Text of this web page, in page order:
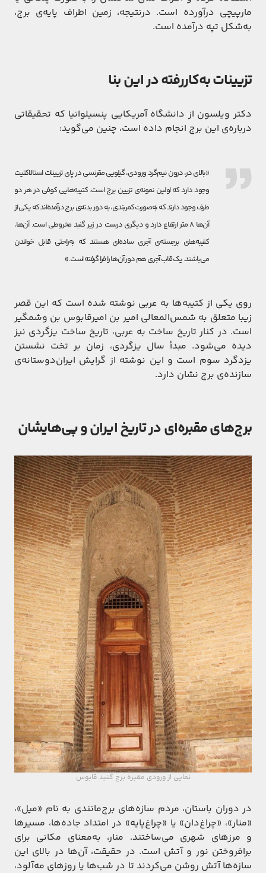
مارپیچی درآورده است. درنتیجه، زمین اطراف پایه‌ی برج،
به‌شکل تپه درآمده است.
تزیینات به‌کاررفته در این بنا
دکتر ویلسون از دانشگاه آمریکایی پنسیلوانیا که تحقیقاتی
درباره‌ی این برج انجام داده است، چنین می‌گوید:
«بالای در، درون نیم‌گرد ورودی، گیلویی مقرنسی در پای تزیینات استالاکتیت
وجود دارد که اولین نمونه‌ی تزیین برج است. کتیبه‌هایی کوفی در هر دو
طرف وجود دارند که به‌صورت کمربندی، به دور بدنه‌ی برج درآمده‌اند که یکی از
آن‌ها ۸ متر ارتفاع دارد و دیگری درست در زیر گنبد مخروطی است. آن‌ها،
کتیبه‌های برجسته‌ی آجری ساده‌ای هستند که به‌راحتی قابل خواندن
می‌باشند. یک قاب آجری هم دور آن‌ها را فرا گرفته است.»
روی یکی از کتیبه‌ها به عربی نوشته شده است که این قصر
زیبا متعلق به شمس‌المعالی امیر بن امیرقابوس بن وشمگیر
است. در کنار تاریخ ساخت به عربی، تاریخ ساخت یزگردی نیز
دیده می‌شود. مبدأ سال یزگردی، زمان بر تخت نشستن
یزدگرد سوم است و این نوشته از گرایش‌ ایران‌دوستانه‌ی
سازنده‌ی برج نشان دارد.
برج‌های مقبره‌ای در تاریخ ایران و پی‌هایشان
نمایی از ورودی مقبره برج گنبد قابوس
در دوران باستان، مردم سازه‌های برج‌مانندی به نام «میل»،
«منار»، «چراغ‌دان» یا «چراغ‌پایه» در امتداد جاده‌ها، مسیرها
و مرزهای شهری می‌ساختند. منار، به‌معنای مکانی برای
برافروختن نور و آتش است. در حقیقت، آن‌ها در بالای این
سازه‌ها آتش روشن می‌کردند تا در شب‌ها یا روز‌های مه‌آلود،